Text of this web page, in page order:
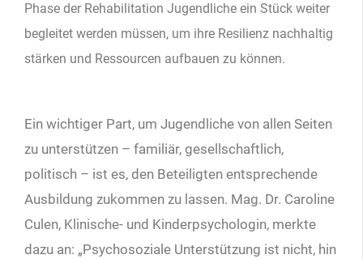
Phase der Rehabilitation Jugendliche ein Stück weiter
begleitet werden müssen, um ihre Resilienz nachhaltig
stärken und Ressourcen aufbauen zu können.
Ein wichtiger Part, um Jugendliche von allen Seiten
zu unterstützen – familiär, gesellschaftlich,
politisch – ist es, den Beteiligten entsprechende
Ausbildung zukommen zu lassen. Mag. Dr. Caroline
Culen, Klinische- und Kinderpsychologin, merkte
dazu an: „Psychosoziale Unterstützung ist nicht, hin